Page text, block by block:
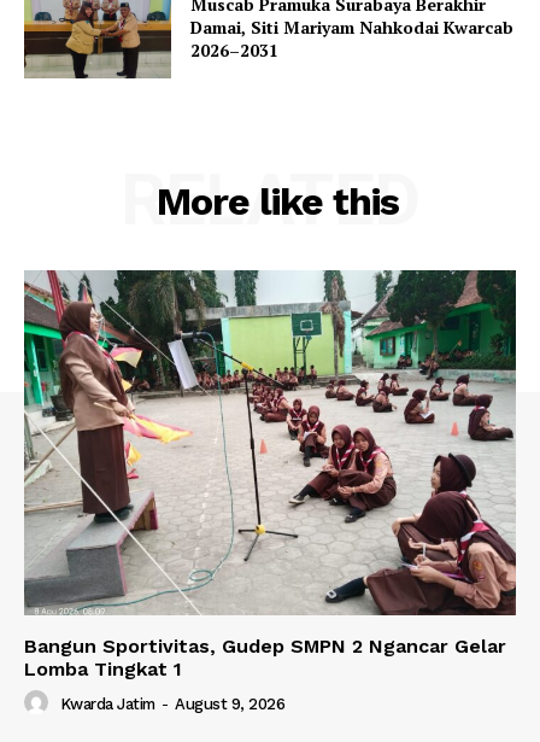
Damai, Siti Mariyam Nahkodai Kwarcab
2026–2031
More like this
RELATED
Bangun Sportivitas, Gudep SMPN 2 Ngancar Gelar
Lomba Tingkat 1
Kwarda Jatim - August 9, 2026